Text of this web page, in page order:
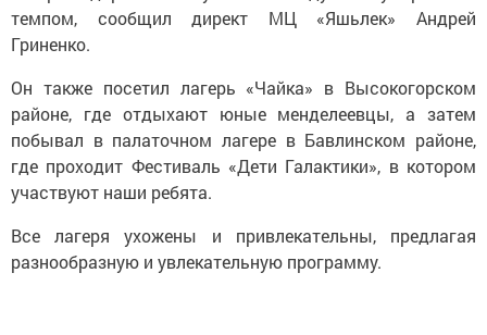
темпом, сообщил директ МЦ «Яшьлек» Андрей
Гриненко.
Он также посетил лагерь «Чайка» в Высокогорском
районе, где отдыхают юные менделеевцы, а затем
побывал в палаточном лагере в Бавлинском районе,
где проходит Фестиваль «Дети Галактики», в котором
участвуют наши ребята.
Все лагеря ухожены и привлекательны, предлагая
разнообразную и увлекательную программу.